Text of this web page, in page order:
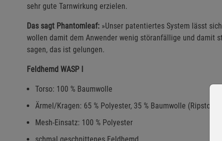
sehr gute Tarnwirkung erzielen.
Das sagt Phantomleaf: »Unser patentiertes System lässt
wollen damit dem Anwender wenig störanfällige und damit
sagen, das ist gelungen.
Feldhemd WASP I
Torso: 100 % Baumwolle
Ärmel/Kragen: 65 % Polyester, 35 % Baumwolle
Mesh-Einsatz: 100 % Polyester